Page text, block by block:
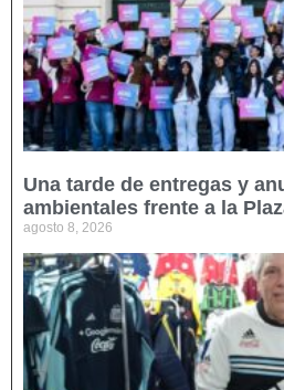
Una tarde de entregas y
ambientales frente a la
agosto 8, 2026